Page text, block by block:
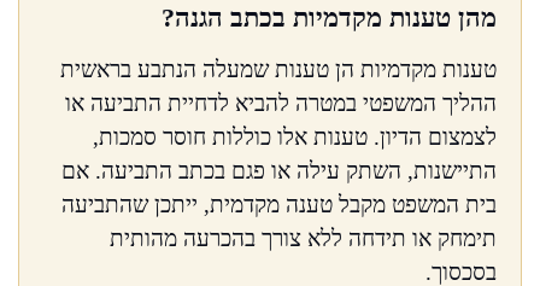
מהן טענות מקדמיות בכתב הגנה?
טענות מקדמיות הן טענות שמעלה הנתבע בראשית
ההליך המשפטי במטרה להביא לדחיית התביעה או
לצמצום הדיון. טענות אלו כוללות חוסר סמכות,
התיישנות, השתק עילה או פגם בכתב התביעה. אם
בית המשפט מקבל טענה מקדמית, ייתכן שהתביעה
תימחק או תידחה ללא צורך בהכרעה מהותית
בסכסוך.